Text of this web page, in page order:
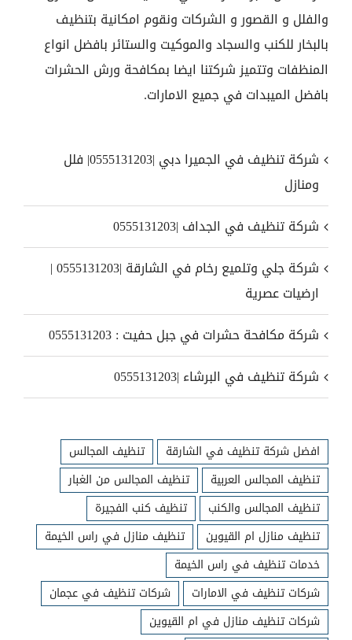
والفلل و القصور و الشركات ونقوم امكانية بتنظيف
بالبخار للكنب والسجاد والموكيت والستائر بافضل انواع
المنظفات وتتميز شركتنا ايضا بمكافحة ورش الحشرات
بافضل الميبدات في جميع الامارات.
شركة تنظيف في الجميرا دبي |0555131203| فلل
ومنازل
شركة تنظيف في الجداف |0555131203
شركة جلي وتلميع رخام في الشارقة |0555131203 |
ارضيات عصرية
شركة مكافحة حشرات في جبل حفيت : 0555131203
شركة تنظيف في البرشاء |0555131203
افضل شركة تنظيف في الشارقة
تنظيف المجالس
تنظيف المجالس العربية
تنظيف المجالس من الغبار
تنظيف المجالس والكنب
تنظيف كنب الفجيرة
تنظيف منازل ام القيوين
تنظيف منازل في راس الخيمة
خدمات تنظيف في راس الخيمة
شركات تنظيف في الامارات
شركات تنظيف في عجمان
شركات تنظيف منازل في ام القيوين